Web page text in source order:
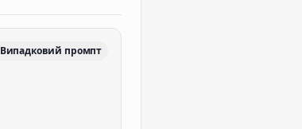
Випадковий промпт